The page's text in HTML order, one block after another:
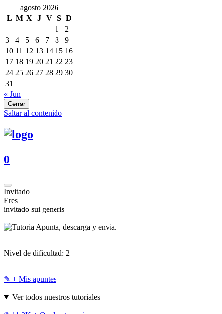
agosto 2026
L M X J V S D
1
2
3
4 5 6 7 8
9
10 11 12 13 14 15 16
17 18 19 20 21 22 23
24 25 26 27 28 29 30
31
« Jun
Cerrar
Saltar al contenido
0
Invitado
Eres
invitado sui generis
Apunta, descarga y envía.
Nivel de dificultad: 2
✎ + Mis apuntes
Ver todos nuestros tutoriales